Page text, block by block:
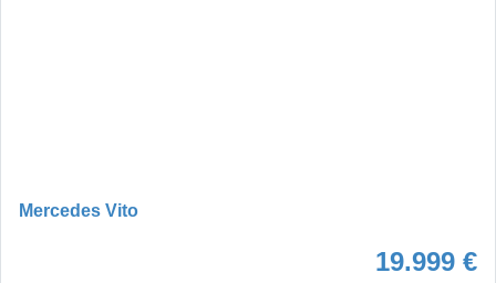
Mercedes Vito
19.999 €